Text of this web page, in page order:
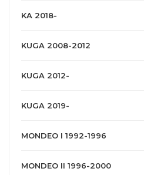
KA 2018-
KUGA 2008-2012
KUGA 2012-
KUGA 2019-
MONDEO I 1992-1996
MONDEO II 1996-2000